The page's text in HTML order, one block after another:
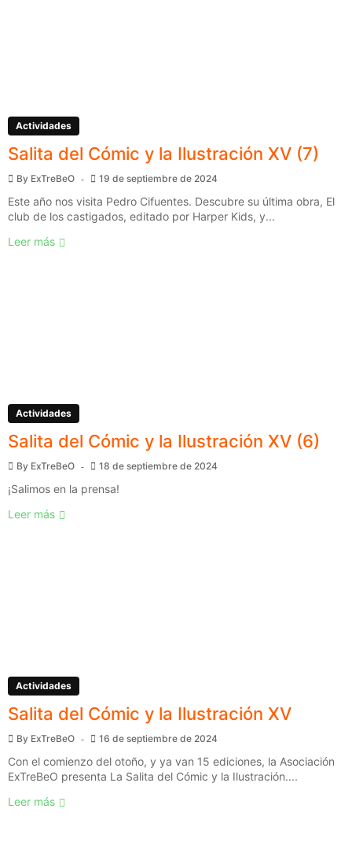
Actividades
Salita del Cómic y la Ilustración XV (7)
By ExTreBeO 19 de septiembre de 2024
Este año nos visita Pedro Cifuentes. Descubre su última obra, El
club de los castigados, editado por Harper Kids, y...
Leer más
Actividades
Salita del Cómic y la Ilustración XV (6)
By ExTreBeO 18 de septiembre de 2024
¡Salimos en la prensa!
Leer más
Actividades
Salita del Cómic y la Ilustración XV
By ExTreBeO 16 de septiembre de 2024
Con el comienzo del otoño, y ya van 15 ediciones, la Asociación
ExTreBeO presenta La Salita del Cómic y la Ilustración....
Leer más